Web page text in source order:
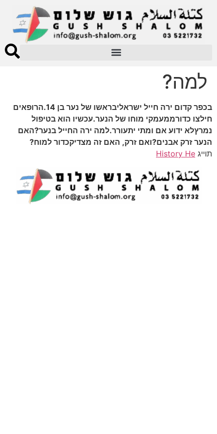
למה?
בכפר קדום ירה חייל ישראליבראשו של נער בן 14.הרופאים
חילצו כדורממעמקי מוחו של הנער.עכשיו הוא בטיפול
נמרץלא ידוע אם ומתי יתעורר.למה ירה החייל בנער?האם
הנער זרק אבנים?ואם זרק, האם זה מצדיקכדור למוח?
תוייג History He